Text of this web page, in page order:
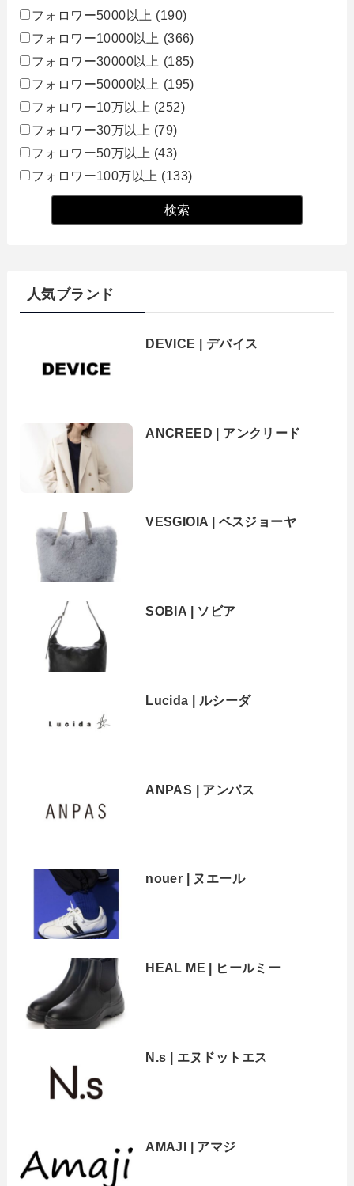
フォロワー5000以上 (190)
フォロワー10000以上 (366)
フォロワー30000以上 (185)
フォロワー50000以上 (195)
フォロワー10万以上 (252)
フォロワー30万以上 (79)
フォロワー50万以上 (43)
フォロワー100万以上 (133)
人気ブランド
DEVICE | デバイス
ANCREED | アンクリード
VESGIOIA | ベスジョーヤ
SOBIA | ソビア
Lucida | ルシーダ
ANPAS | アンパス
nouer | ヌエール
HEAL ME | ヒールミー
N.s | エヌドットエス
AMAJI | アマジ